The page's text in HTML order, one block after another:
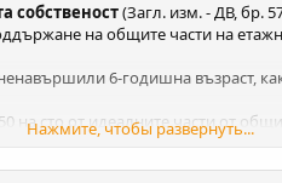
собственост(Загл. изм. - ДВ, бр.
на общите части на
6-годишна възраст,
на сто от идеалните части от
за времето на отсъствие 50 на
Нажмите, чтобы развернуть...